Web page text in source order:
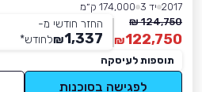
2017 יד 3
174,000 ק״מ
124,750 ₪
122,750
₪
החזר חודשי מ-
1,337
₪לחודש*
תוספות לעיסקה
לפגישה בסוכנות